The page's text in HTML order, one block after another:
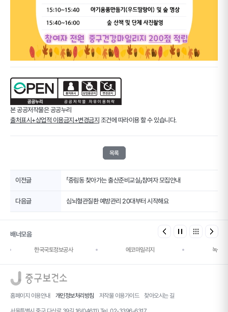
본 공공저작물은 공공누리
출처표시+상업적 이용금지+변경금지 조건에 따라이용 할 수 있습니다.
목록
이전글 「중림동 찾아가는 출산준비교실」참여자 모집안내
다음글 심뇌혈관질환 예방관리 20대부터 시작해요
배너모음
한국국토정보공사 에코마일리지 녹색건
홈페이지 이용안내 개인정보처리방침 저작물 이용가이드 찾아오시는 길